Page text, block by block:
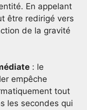
En appelant
être redirigé vers
de la gravité
: le
empêche
tout
les secondes qui